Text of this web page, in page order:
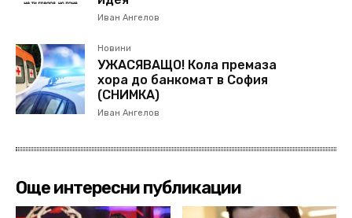
Иван Ангелов
Новини
УЖАСЯВАЩО! Кола премаза
хора до банкомат в София
(СНИМКА)
Иван Ангелов
Още интересни публикации